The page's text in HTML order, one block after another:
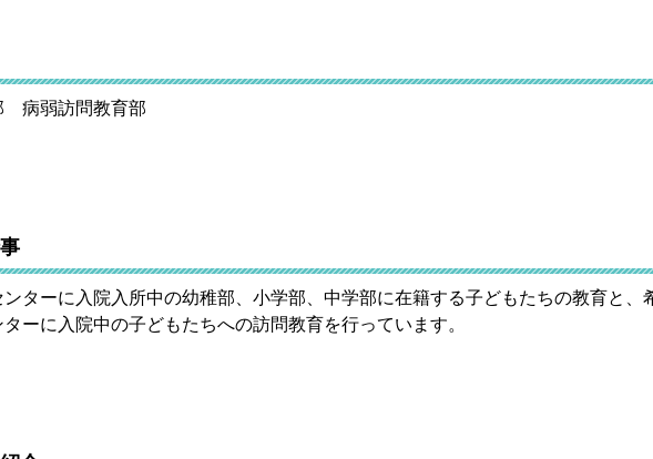
弱訪問教育部
ターに入院入所中の幼稚部、小学部、中学部に在籍する子どもたちの教育と、
ーに入院中の子どもたちへの訪問教育を行っています。